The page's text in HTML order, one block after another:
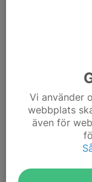
The tail must be a
in the ice. You will
child, as the club
Konståknings- och
Dela nyhet
Vi använder
webbplats
även för